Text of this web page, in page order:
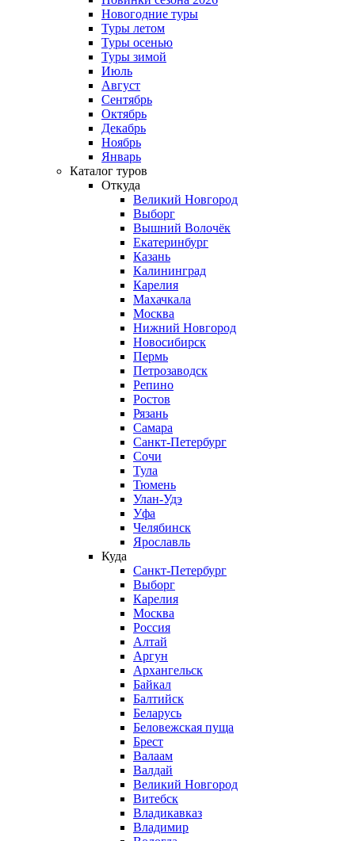
Новогодние туры
Туры летом
Туры осенью
Туры зимой
Июль
Август
Сентябрь
Октябрь
Декабрь
Ноябрь
Январь
Каталог туров
Откуда
Великий Новгород
Выборг
Вышний Волочёк
Екатеринбург
Казань
Калининград
Карелия
Махачкала
Москва
Нижний Новгород
Новосибирск
Пермь
Петрозаводск
Репино
Ростов
Рязань
Самара
Санкт-Петербург
Сочи
Тула
Тюмень
Улан-Удэ
Уфа
Челябинск
Ярославль
Куда
Санкт-Петербург
Выборг
Карелия
Москва
Россия
Алтай
Аргун
Архангельск
Байкал
Балтийск
Беларусь
Беловежская пуща
Брест
Валаам
Валдай
Великий Новгород
Витебск
Владикавказ
Владимир